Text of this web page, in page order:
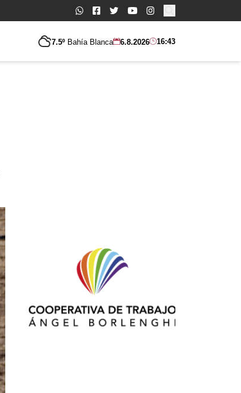
Buscar:
7.5º Bahía Blanca 6.8.2026 16:43